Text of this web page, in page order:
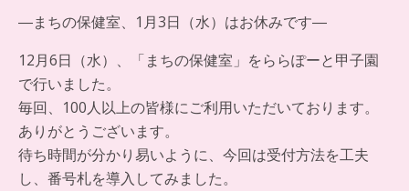
―まちの保健室、1月3日（水）はお休みです―
12月6日（水）、「まちの保健室」をららぽーと甲子園
で行いました。
毎回、100人以上の皆様にご利用いただいております。
ありがとうございます。
待ち時間が分かり易いように、今回は受付方法を工夫
し、番号札を導入してみました。